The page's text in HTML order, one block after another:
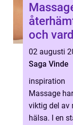
och
02 augusti
Saga Vinde
inspiration
Massage
viktig del av
hälsa. I en